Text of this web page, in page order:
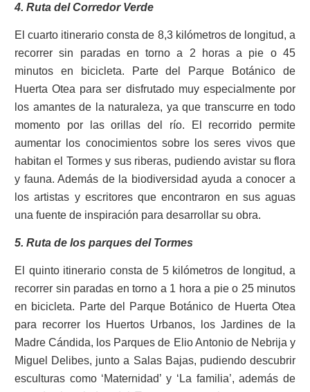
4. Ruta del Corredor Verde
El cuarto itinerario consta de 8,3 kilómetros de longitud, a
recorrer sin paradas en torno a 2 horas a pie o 45
minutos en bicicleta. Parte del Parque Botánico de
Huerta Otea para ser disfrutado muy especialmente por
los amantes de la naturaleza, ya que transcurre en todo
momento por las orillas del río. El recorrido permite
aumentar los conocimientos sobre los seres vivos que
habitan el Tormes y sus riberas, pudiendo avistar su flora
y fauna. Además de la biodiversidad ayuda a conocer a
los artistas y escritores que encontraron en sus aguas
una fuente de inspiración para desarrollar su obra.
5. Ruta de los parques del Tormes
El quinto itinerario consta de 5 kilómetros de longitud, a
recorrer sin paradas en torno a 1 hora a pie o 25 minutos
en bicicleta. Parte del Parque Botánico de Huerta Otea
para recorrer los Huertos Urbanos, los Jardines de la
Madre Cándida, los Parques de Elio Antonio de Nebrija y
Miguel Delibes, junto a Salas Bajas, pudiendo descubrir
esculturas como ‘Maternidad’ y ‘La familia’, además de